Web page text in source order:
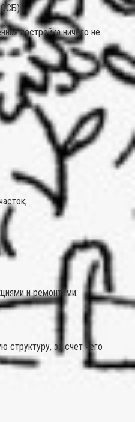
постройка ничего не
и ремонтами.
структуру, за счет чего